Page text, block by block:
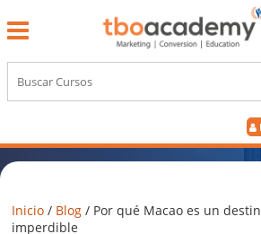
Inicio / Blog / Por qué Macao es un
imperdible